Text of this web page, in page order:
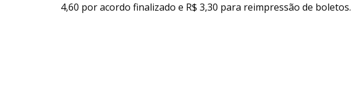
4,60 por acordo finalizado e R$ 3,30 para reimpressão de boletos.